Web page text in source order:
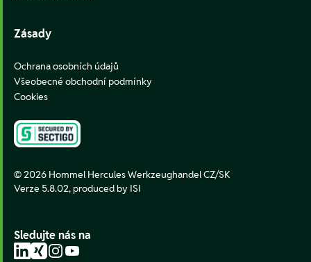
Zásady
Ochrana osobních údajů
Všeobecné obchodní podmínky
Cookies
© 2026 Hommel Hercules Werkzeughandel CZ/SK
Verze 5.8.02, produced by ISI
Sledujte nás na
LinkedIn
XingInstagram
YouTube